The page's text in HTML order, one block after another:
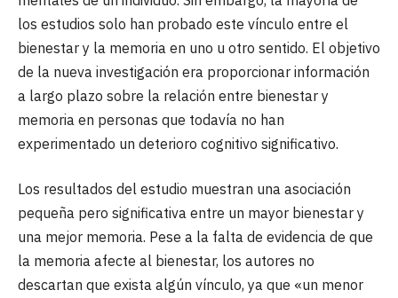
los estudios solo han probado este vínculo entre el
bienestar y la memoria en uno u otro sentido. El objetivo
de la nueva investigación era proporcionar información
a largo plazo sobre la relación entre bienestar y
memoria en personas que todavía no han
experimentado un deterioro cognitivo significativo.
Los resultados del estudio muestran una asociación
pequeña pero significativa entre un mayor bienestar y
una mejor memoria. Pese a la falta de evidencia de que
la memoria afecte al bienestar, los autores no
descartan que exista algún vínculo, ya que «un menor